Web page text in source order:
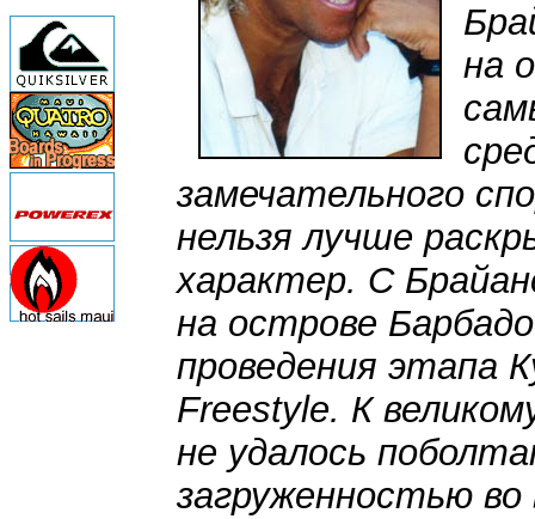
на
замечательного
нельзя лучше
характер. С
на острове
проведения этапа
Freestyle. К
не удалось
загруженностью во